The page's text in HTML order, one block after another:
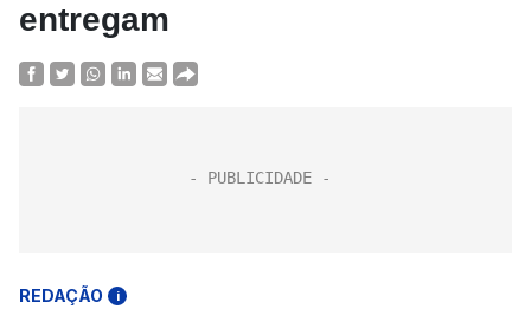
entregam
REDAÇÃO i